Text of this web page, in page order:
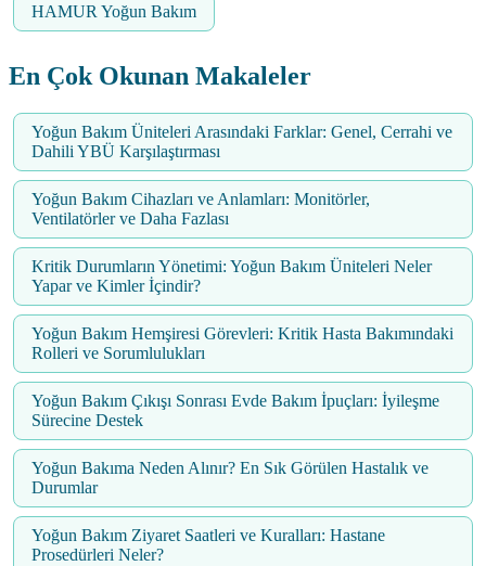
HAMUR Yoğun Bakım
En Çok Okunan Makaleler
Yoğun Bakım Üniteleri Arasındaki Farklar: Genel, Cerrahi ve
Dahili YBÜ Karşılaştırması
Yoğun Bakım Cihazları ve Anlamları: Monitörler,
Ventilatörler ve Daha Fazlası
Kritik Durumların Yönetimi: Yoğun Bakım Üniteleri Neler
Yapar ve Kimler İçindir?
Yoğun Bakım Hemşiresi Görevleri: Kritik Hasta Bakımındaki
Rolleri ve Sorumlulukları
Yoğun Bakım Çıkışı Sonrası Evde Bakım İpuçları: İyileşme
Sürecine Destek
Yoğun Bakıma Neden Alınır? En Sık Görülen Hastalık ve
Durumlar
Yoğun Bakım Ziyaret Saatleri ve Kuralları: Hastane
Prosedürleri Neler?